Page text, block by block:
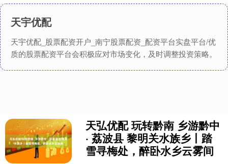
天宇优配
天宇优配_股票配资开户_南宁股票配资_配资平台实盘平台/优
质的股票配资平台会积极应对市场变化，及时调整投资策略。
天弘优配 玩转黔南 乡游黔中
· 荔波县 黎明关水族乡丨踏
雪寻梅处，醉卧水乡云雾间